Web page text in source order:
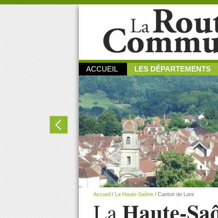
ACCUEIL LES DÉPARTEMENTS
La
Accueil / La Haute-Saône / Canton de Lure